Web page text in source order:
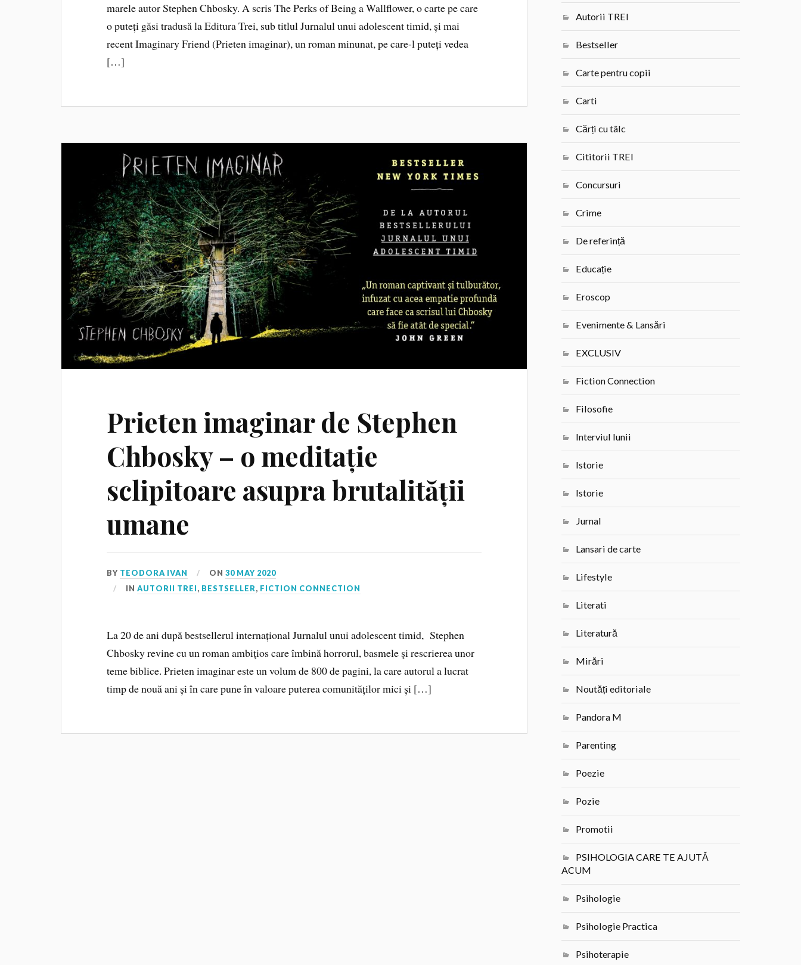
marele autor Stephen Chbosky. A scris The Perks of Being a Wallflower, o carte pe care
o puteți găsi tradusă la Editura Trei, sub titlul Jurnalul unui adolescent timid, și mai
recent Imaginary Friend (Prieten imaginar), un roman minunat, pe care-l puteți vedea
[…]
Prieten imaginar de Stephen
Chbosky – o meditație
sclipitoare asupra brutalității
umane
BY TEODORA IVAN ON30 MAY 2020
INAUTORII TREI, BESTSELLER, FICTION CONNECTION
La 20 de ani după bestsellerul internațional Jurnalul unui adolescent timid, Stephen
Chbosky revine cu un roman ambiţios care îmbină horrorul, basmele şi rescrierea unor
teme biblice. Prieten imaginar este un volum de 800 de pagini, la care autorul a lucrat
timp de nouă ani și în care pune în valoare puterea comunităților mici și […]
Autorii TREI
Bestseller
Carte pentru copii
Carti
Cărți cu tâlc
Cititorii TREI
Concursuri
Crime
De referință
Educație
Eroscop
Evenimente & Lansări
EXCLUSIV
Fiction Connection
Filosofie
Interviul lunii
Istorie
Istorie
Jurnal
Lansari de carte
Lifestyle
Literati
Literatură
Mirări
Noutăți editoriale
Pandora M
Parenting
Poezie
Pozie
Promotii
PSIHOLOGIA CARE TE AJUTĂ
ACUM
Psihologie
Psihologie Practica
Psihoterapie